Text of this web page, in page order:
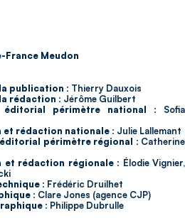
France Meudon
publication : Thierry Dauxois
rédaction : Jérôme Guilbert
éditorial périmètre national : Sofia
rédaction nationale : Julie Lallemant
éditorial périmètre régional : Catherine
et rédaction régionale : Élodie Vignier,
: Frédéric Druilhet
: Clare Jones (agence CJP)
: Philippe Dubrulle